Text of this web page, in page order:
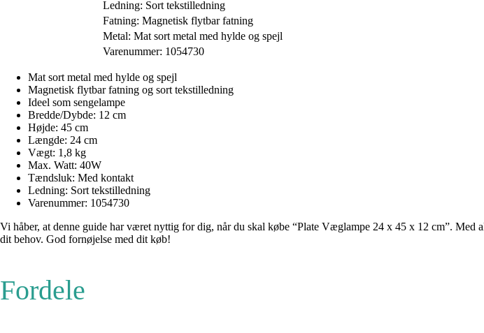
Ledning: Sort tekstilledning
Fatning: Magnetisk flytbar fatning
Metal: Mat sort metal med hylde og spejl
Varenummer: 1054730
Mat sort metal med hylde og spejl
Magnetisk flytbar fatning og sort tekstilledning
Ideel som sengelampe
Bredde/Dybde: 12 cm
Højde: 45 cm
Længde: 24 cm
Vægt: 1,8 kg
Max. Watt: 40W
Tændsluk: Med kontakt
Ledning: Sort tekstilledning
Varenummer: 1054730
Vi håber, at denne guide har været nyttig for dig, når du skal købe “Plate Væglampe 24 x 45 x 12 cm”.
dit behov. God fornøjelse med dit køb!
Fordele